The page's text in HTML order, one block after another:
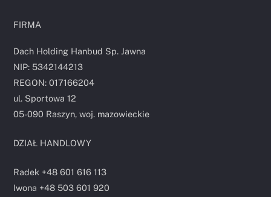
FIRMA
Dach Holding Hanbud Sp. Jawna
NIP: 5342144213
REGON: 017166204
ul. Sportowa 12
05-090 Raszyn, woj. mazowieckie
DZIAŁ HANDLOWY
Radek +48 601 616 113
Iwona +48 503 601 920